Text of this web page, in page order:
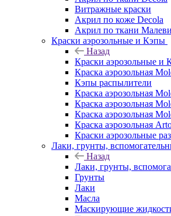
Витражные краски
Акрил по коже Decola
Акрил по ткани
Краски аэрозольные и Кэпы
Назад
Краски аэрозольные и
Краска аэрозольная
Кэпы распылители
Краска аэрозольная
Краска аэрозольная
Краска аэрозольная
Краска аэрозольная
Краски аэрозольные
Лаки, грунты,
Назад
Лаки, грунты,
Грунты
Лаки
Масла
Маскирующие